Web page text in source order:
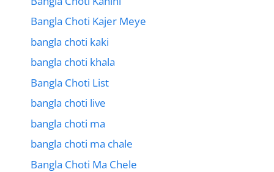
Bangla Choti Kajer Meye
bangla choti kaki
bangla choti khala
Bangla Choti List
bangla choti live
bangla choti ma
bangla choti ma chale
Bangla Choti Ma Chele